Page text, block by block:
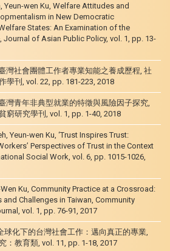
Yeun-wen Ku, Welfare Attitudes and
in New Democratic
States: An Examination of the
Journal of Asian Public Policy, vol. 1, pp. 13-
灣社會團體工作者專業知能之養成歷程, 社
學刊, vol. 22, pp. 181-223, 2018
灣青年非典型就業的特徵與風險因子探究,
窮研究學刊, vol. 1, pp. 1-40, 2018
Yeun-wen Ku, ‘Trust Inspires Trust:
Perspectives of Trust in the Context
Social Work, vol. 6, pp. 1015-1026,
Wen Ku, Community Practice at a Crossroad:
Challenges in Taiwan, Community
vol. 1, pp. 76-91, 2017
球化下的台灣社會工作：邁向真正的專業,
：教育類, vol. 11, pp. 1-18, 2017